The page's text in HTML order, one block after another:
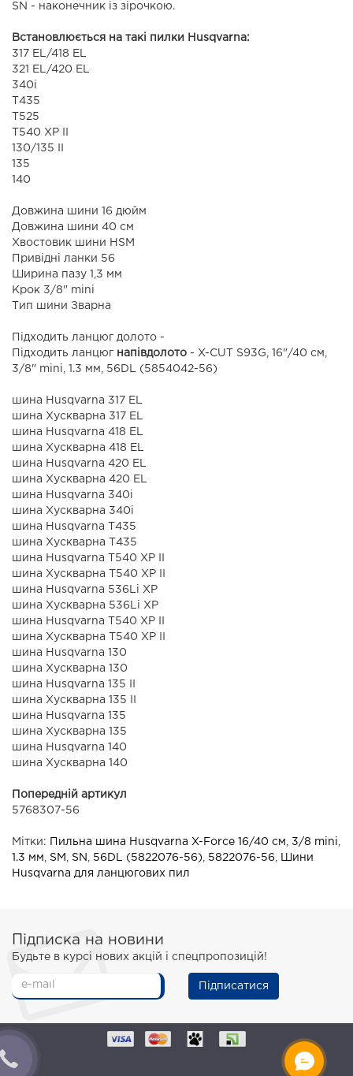
SN - наконечник із зірочкою.
Встановлюється на такі пилки Husqvarna:
317 ЕL/418 EL
321 ЕL/420 EL
340i
Т435
T525
T540 XP II
130/135 II
135
140
Довжина шини 16 дюйм
Довжина шини 40 см
Хвостовик шини HSM
Привідні ланки 56
Ширина пазу 1,3 мм
Крок 3/8" mini
Тип шини Зварна
Підходить ланцюг долото -
Підходить ланцюг напівдолото - X-CUT S93G, 16"/40 см,
3/8" mini, 1.3 мм, 56DL (5854042-56)
шина Husqvarna 317 ЕL
шина Хускварна 317 ЕL
шина Husqvarna 418 EL
шина Хускварна 418 EL
шина Husqvarna 420 EL
шина Хускварна 420 EL
шина Husqvarna 340i
шина Хускварна 340i
шина Husqvarna Т435
шина Хускварна Т435
шина Husqvarna T540 XP II
шина Хускварна T540 XP II
шина Husqvarna 536Li XP
шина Хускварна 536Li XP
шина Husqvarna T540 XP II
шина Хускварна T540 XP II
шина Husqvarna 130
шина Хускварна 130
шина Husqvarna 135 II
шина Хускварна 135 II
шина Husqvarna 135
шина Хускварна 135
шина Husqvarna 140
шина Хускварна 140
Попередній артикул
5768307-56
Мітки: Пильна шина Husqvarna X-Force 16/40 см 3/8 mini
1.3 мм
SM SN 56DL (5822076-56) 5822076-56
Шини
Husqvarna для ланцюгових пил
Підписка на новини
Будьте в курсі нових акцій і спецпропозицій!
Підписатися